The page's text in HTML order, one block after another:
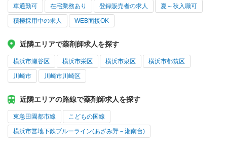
車通勤可 在宅業務あり 登録販売者の求人 夏～秋入職可
積極採用中の求人 WEB面接OK
近隣エリアで薬剤師求人を探す
横浜市瀬谷区 横浜市栄区 横浜市泉区 横浜市都筑区
川崎市 川崎市川崎区
近隣エリアの路線で薬剤師求人を探す
東急田園都市線 こどもの国線
横浜市営地下鉄ブルーライン(あざみ野－湘南台)